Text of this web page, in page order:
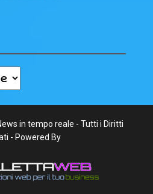
in tempo reale - Tutti i Diritti
- Powered By